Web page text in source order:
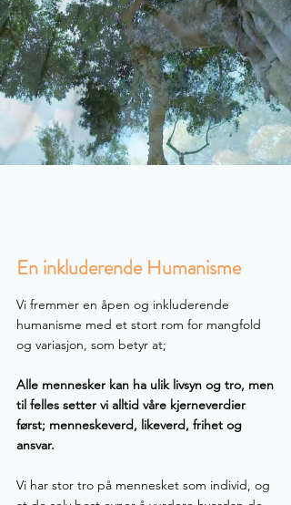
En inkluderende Humanisme
Vi fremmer en åpen og inkluderende
humanisme med et stort rom for mangfold
og variasjon, som betyr at;
Alle mennesker kan ha ulik livsyn og tro, men
til felles setter vi alltid våre kjerneverdier
først; menneskeverd, likeverd, frihet og
ansvar.
Vi har stor tro på mennesket som individ, og